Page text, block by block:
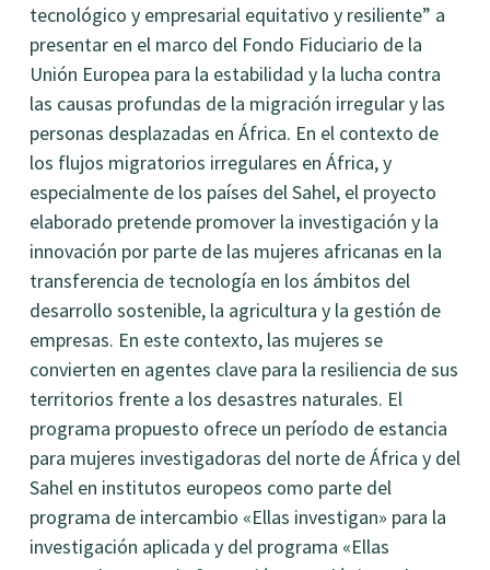
tecnológico y empresarial equitativo y resiliente” a
presentar en el marco del Fondo Fiduciario de la
Unión Europea para la estabilidad y la lucha contra
las causas profundas de la migración irregular y las
personas desplazadas en África. En el contexto de
los flujos migratorios irregulares en África, y
especialmente de los países del Sahel, el proyecto
elaborado pretende promover la investigación y la
innovación por parte de las mujeres africanas en la
transferencia de tecnología en los ámbitos del
desarrollo sostenible, la agricultura y la gestión de
empresas. En este contexto, las mujeres se
convierten en agentes clave para la resiliencia de sus
territorios frente a los desastres naturales. El
programa propuesto ofrece un período de estancia
para mujeres investigadoras del norte de África y del
Sahel en institutos europeos como parte del
programa de intercambio «Ellas investigan» para la
investigación aplicada y del programa «Ellas